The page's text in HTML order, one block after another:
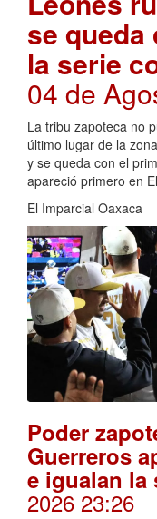
se queda
la serie
04 de
La tribu zapoteca no
último lugar de la
y se queda con el
apareció primero en
El Imparcial Oaxaca
Poder
Guerreros
e igualan la
2026 23:26